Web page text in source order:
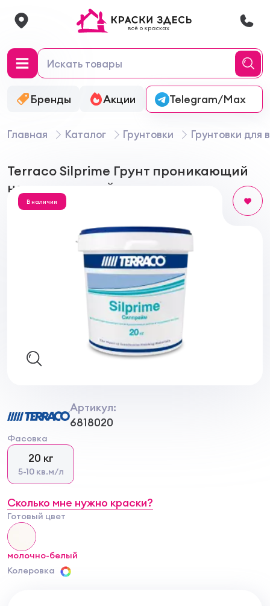
Бренды Акции Онлайн-колеровка
Telegram/Max
Главная Каталог Грунтовки Грунтовки для
Terraco Silprime Грунт проникающий
на силиконовой основе
В наличии
Артикул:
6818020
Фасовка
20 кг
5-10 кв.м/л
Сколько мне нужно краски?
Готовый цвет
молочно-белый
Колеровка